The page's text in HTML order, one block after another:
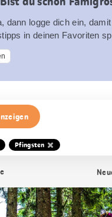
dann logge dich ein,
in deinen Favoriten
Pfingsten